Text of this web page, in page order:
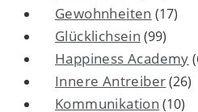
Gewohnheiten (17)
Glücklichsein (99)
Happiness Academy
Innere Antreiber(26)
Kommunikation (10)